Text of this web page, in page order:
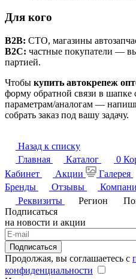
Для кого
B2B: СТО, магазины
B2C: частные покупатели —
партией.
Чтобы купить автокрепеж
форму обратной связи в
параметрам/аналогам —
собрать заказ под вашу задачу.
Назад к списку
Главная
Каталог 0
Кабинет
Акции Галерея
Бренды
Отзывы
Реквизиты
Регион
Подписаться
на новости и акции
Подписаться
Продолжая, вы соглашаетесь с
конфиденциальности